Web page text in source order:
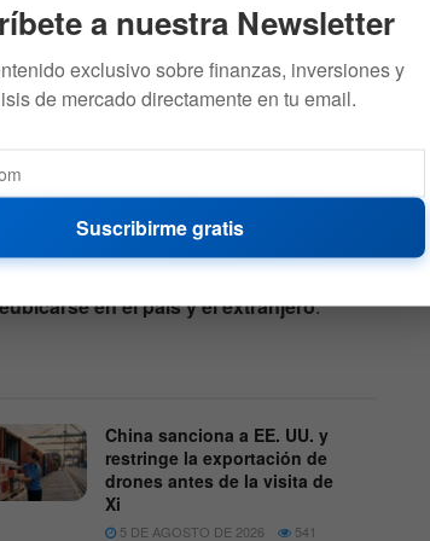
en Shanghái realizó una
los más de 200 fabricantes
a Estados Unidos
que no tiene la intención de trasladar
dijo que trasladará algunas
en el país y el extranjero.
China sanciona a EE. UU. y
restringe la exportación de
drones antes de la visita de
Xi
5 DE AGOSTO DE 2026 541
a nuestra Newsletter
exclusivo sobre finanzas, inversiones y
de mercado directamente en tu email.
Suscribirme gratis